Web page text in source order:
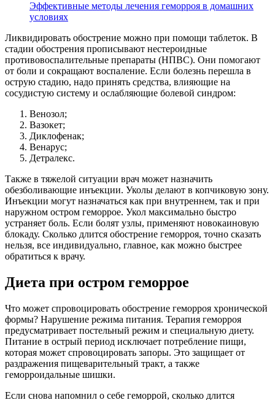
Эффективные методы лечения геморроя в домашних
условиях
Ликвидировать обострение можно при помощи таблеток. В
стадии обострения прописывают нестероидные
противовоспалительные препараты (НПВС). Они помогают
от боли и сокращают воспаление. Если болезнь перешла в
острую стадию, надо принять средства, влияющие на
сосудистую систему и ослабляющие болевой синдром:
Венозол;
Вазокет;
Диклофенак;
Венарус;
Детралекс.
Также в тяжелой ситуации врач может назначить
обезболивающие инъекции. Уколы делают в копчиковую зону.
Инъекции могут назначаться как при внутреннем, так и при
наружном остром геморрое. Укол максимально быстро
устраняет боль. Если болят узлы, применяют новокаиновую
блокаду. Сколько длится обострение геморроя, точно сказать
нельзя, все индивидуально, главное, как можно быстрее
обратиться к врачу.
Диета при остром геморрое
Что может спровоцировать обострение геморроя хронической
формы? Нарушение режима питания. Терапия геморроя
предусматривает постельный режим и специальную диету.
Питание в острый период исключает потребление пищи,
которая может спровоцировать запоры. Это защищает от
раздражения пищеварительный тракт, а также
геморроидальные шишки.
Если снова напомнил о себе геморрой, сколько длится